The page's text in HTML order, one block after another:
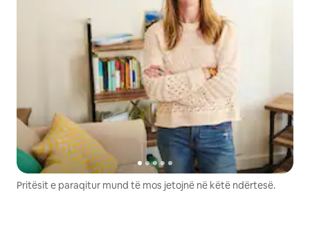
Pritësit e paraqitur mund të mos jetojnë në këtë ndërtesë.